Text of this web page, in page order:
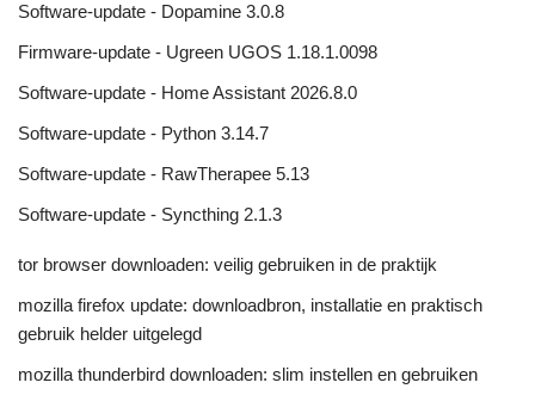
Software-update - Dopamine 3.0.8
Firmware-update - Ugreen UGOS 1.18.1.0098
Software-update - Home Assistant 2026.8.0
Software-update - Python 3.14.7
Software-update - RawTherapee 5.13
Software-update - Syncthing 2.1.3
tor browser downloaden: veilig gebruiken in de praktijk
mozilla firefox update: downloadbron, installatie en praktisch
gebruik helder uitgelegd
mozilla thunderbird downloaden: slim instellen en gebruiken